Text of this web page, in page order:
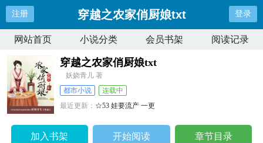
注册 穿越之农家俏厨娘txt 登录
网站首页 小说分类 会员书架 阅读记录
穿越之农家俏厨娘txt
妖娆青儿 著
都市小说
连载中
最近更新： ☆53 娃要流产 一更
加入书架 开始阅读 章节目录